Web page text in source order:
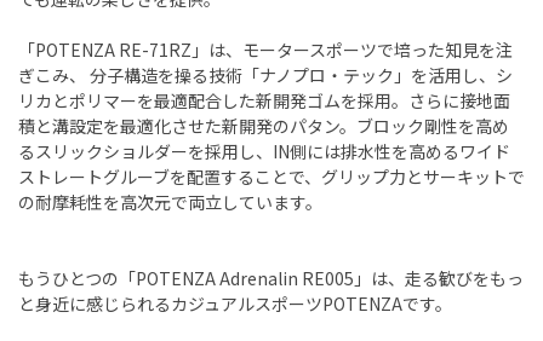
「POTENZA RE-71RZ」は、モータースポーツで培った知見を注
ぎこみ、 分子構造を操る技術「ナノプロ・テック」を活用し、シ
リカとポリマーを最適配合した新開発ゴムを採用。さらに接地面
積と溝設定を最適化させた新開発のパタン。ブロック剛性を高め
るスリックショルダーを採用し、IN側には排水性を高めるワイド
ストレートグルーブを配置することで、グリップ力とサーキットで
の耐摩耗性を高次元で両立しています。
もうひとつの「POTENZA Adrenalin RE005」は、走る歓びをもっ
と身近に感じられるカジュアルスポーツPOTENZAです。